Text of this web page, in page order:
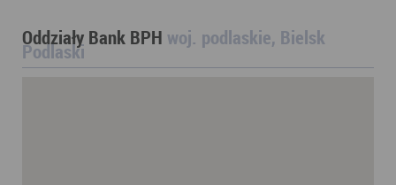
Oddziały Bank BPH woj. podlaskie, Bielsk
Podlaski